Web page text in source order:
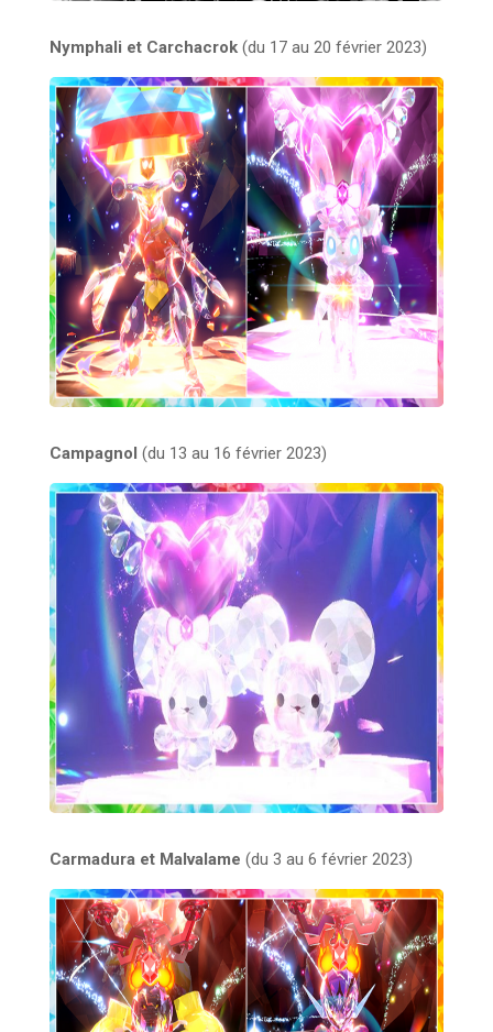
Nymphali et Carchacrok (du 17 au 20 février 2023)
Campagnol (du 13 au 16 février 2023)
Carmadura et Malvalame (du 3 au 6 février 2023)